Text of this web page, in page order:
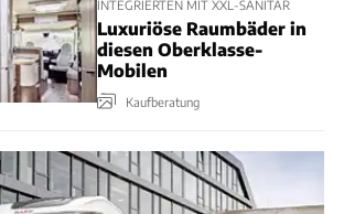
INTEGRIERTEN MIT XXL-SANITÄR
Luxuriöse Raumbäder in
diesen Oberklasse-
Mobilen
Kaufberatung